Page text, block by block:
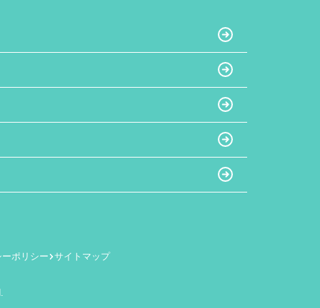
ポリシー サイトマップ